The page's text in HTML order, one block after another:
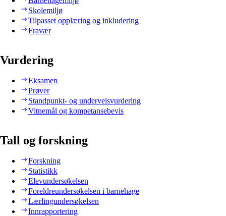
Skolemiljø
Tilpasset opplæring og inkludering
Fravær
Vurdering
Eksamen
Prøver
Standpunkt- og underveisvurdering
Vitnemål og kompetansebevis
Tall og forskning
Forskning
Statistikk
Elevundersøkelsen
Foreldreundersøkelsen i barnehage
Lærlingundersøkelsen
Innrapportering